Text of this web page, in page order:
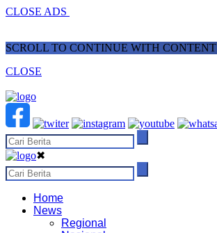
CLOSE ADS
SCROLL TO CONTINUE WITH CONTENT
CLOSE
✖
Home
News
Regional